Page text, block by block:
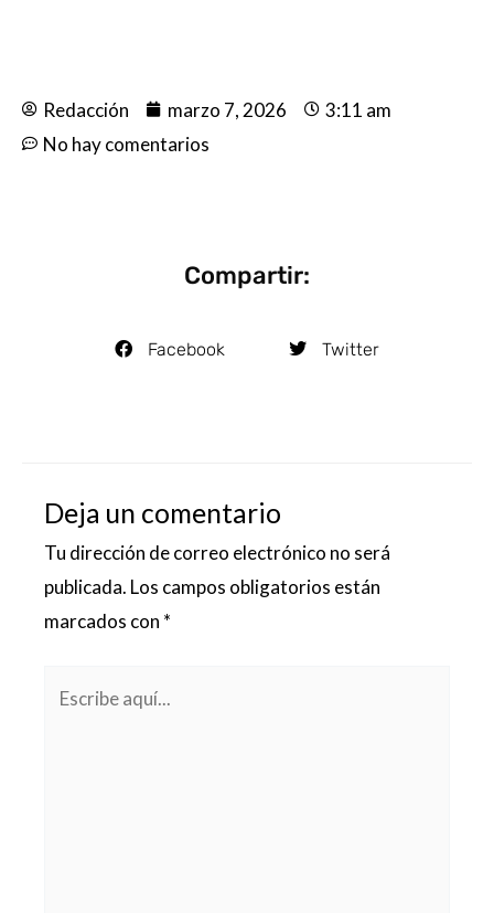
Redacción marzo 7, 2026
3:11 am
No hay comentarios
Compartir:
Facebook Twitter
Deja un comentario
Tu dirección de correo electrónico no será
publicada. Los campos obligatorios están
marcados con *